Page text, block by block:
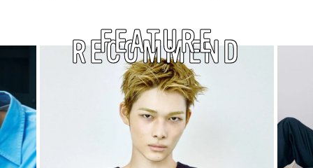
RECOMMEND
FEATURE